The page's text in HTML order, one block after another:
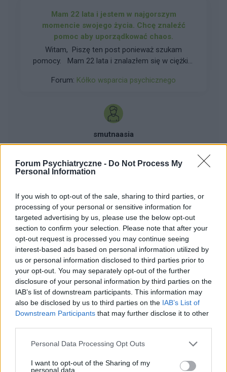
Forum Psychiatryczne - Do Not Process My
Personal Information
If you wish to opt-out of the sale, sharing to third parties, or
processing of your personal or sensitive information for
targeted advertising by us, please use the below opt-out
section to confirm your selection. Please note that after your
opt-out request is processed you may continue seeing
interest-based ads based on personal information utilized by
us or personal information disclosed to third parties prior to
your opt-out. You may separately opt-out of the further
disclosure of your personal information by third parties on the
IAB’s list of downstream participants. This information may
also be disclosed by us to third parties on the IAB’s List of
Downstream Participants that may further disclose it to other
Personal Data Processing Opt Outs
I want to opt-out of the Sharing of my
personal data.
Mam 22 lata i jestem w najgorszym
momencie swojego życia. Chcę znaleźć
pomoc aby uporządkować chaos.
Witam, Piszę ten post ponieważ szukam
pomocy. Mam 22 lata i znalazłem się w ciężkim
wszystkich bliskich którzy chcieli mi pomóc. Z
miałem szczerą rozmowę ze swoim
przyjacielem i w nim odnalazłem pewne
chaosu. Do tego wchodzą używki, mocne
oczywiście rezygnuje bo to najbardziej mnie
wyniszcza. Szukam terapii albo innej formy
uporządkowac chaos. Stąd pytanie do
forumowiczów czy polecilibyście mi jakiegoś
terapeutę w Warszawie, bądź inną formę
pomocy. Jeżeli istnieją jakieś możliwości
budżetowe czy na NFZ to byłbym bardzo
wdzięczny. Oczywiście prywatni specjaliści też
są wskazani. Mimo że mam długi to wiem że
jeżeli nie zainwestuje w pomoc sobie to i tak nie
będzie lepiej. Przepraszam za tą prywatę i z góry
dziękuję za odpowiedzi
Forum: Kółko wsparcia psychicznego
smutnaasia
Szukam lekarza od Adhd
Szukam lekarza Katowice lub inne miasto w
badań, test za rozsądną cenę
Forum: Kółko wsparcia psychicznego
srebrnaćma
Tycie
Cześć leczę się na chad. Obecnie przyjmuje
abilify 15 mg lamotrygine i clopixol 40 mg.
Strasznie przytylam , wydaje mi się że to
zasypia na nim. Chciałabym zamienić go na
ketrel 100 mg ale boje się że będę jeszcze